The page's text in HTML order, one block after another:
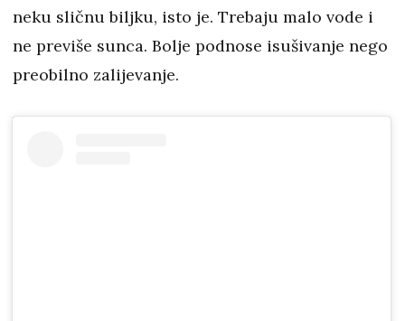
neku sličnu biljku, isto je. Trebaju malo vode i
ne previše sunca. Bolje podnose isušivanje nego
preobilno zalijevanje.